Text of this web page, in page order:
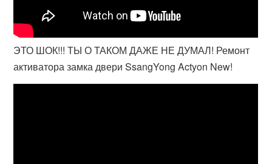
ЭТО ШОК!!! ТЫ О ТАКОМ ДАЖЕ НЕ ДУМАЛ! Ремонт
активатора замка двери SsangYong Actyon New!